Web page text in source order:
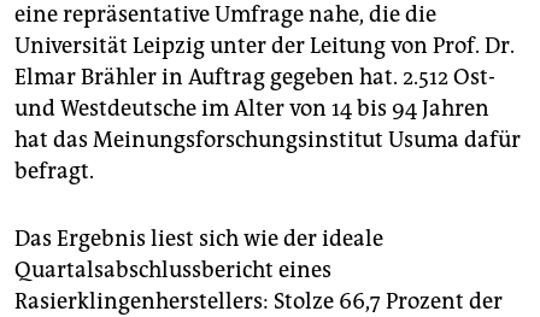
genossenschaft
epaper login
eine repräsentative Umfrage nahe, die die
Universität Leipzig unter der Leitung von Prof. Dr.
Elmar Brähler in Auftrag gegeben hat. 2.512 Ost-
und Westdeutsche im Alter von 14 bis 94 Jahren
hat das Meinungsforschungsinstitut Usuma dafür
befragt.
Das Ergebnis liest sich wie der ideale
Quartalsabschlussbericht eines
Rasierklingenherstellers: Stolze 66,7 Prozent der